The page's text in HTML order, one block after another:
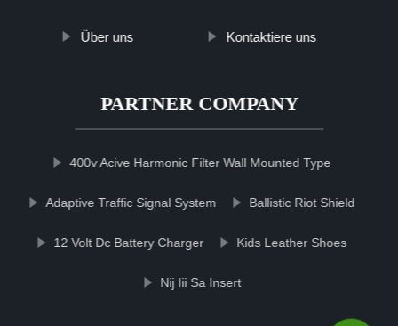
Über uns Kontaktiere uns
PARTNER COMPANY
400v Acive Harmonic Filter Wall Mounted Type
Adaptive Traffic Signal System Ballistic Riot Shield
12 Volt Dc Battery Charger Kids Leather Shoes
Nij Iii Sa Insert